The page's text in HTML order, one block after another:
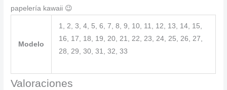
papelería kawaii 😉
Modelo
1, 2, 3, 4, 5, 6, 7, 8, 9, 10, 11, 12, 13, 14, 15,
16, 17, 18, 19, 20, 21, 22, 23, 24, 25, 26, 27,
28, 29, 30, 31, 32, 33
Valoraciones